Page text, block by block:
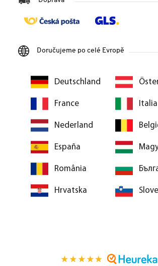
Doručujeme po celé Evropě
Deutschland
France Italia
Nederland
España
România
Hrvatska